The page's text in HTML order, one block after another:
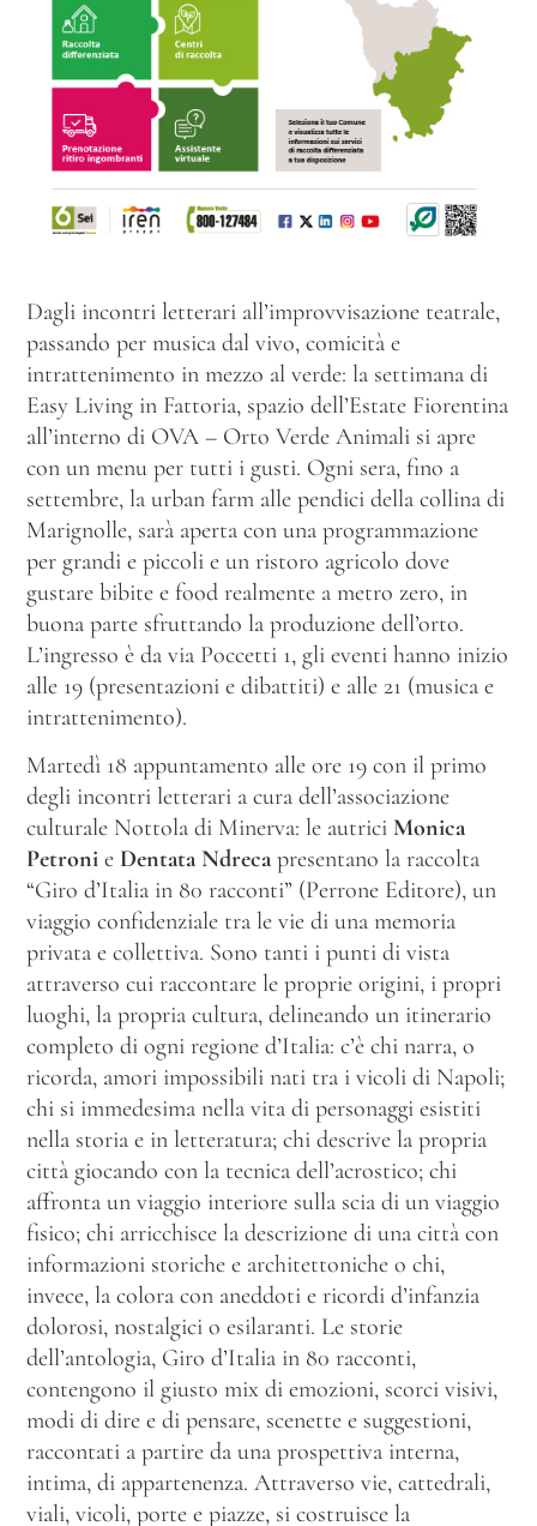
Dagli incontri letterari all’improvvisazione teatrale,
passando per musica dal vivo, comicità e
intrattenimento in mezzo al verde: la settimana di
Easy Living in Fattoria, spazio dell’Estate Fiorentina
all’interno di OVA – Orto Verde Animali si apre
con un menu per tutti i gusti. Ogni sera, fino a
settembre, la urban farm alle pendici della collina di
Marignolle, sarà aperta con una programmazione
per grandi e piccoli e un ristoro agricolo dove
gustare bibite e food realmente a metro zero, in
buona parte sfruttando la produzione dell’orto.
L’ingresso è da via Poccetti 1, gli eventi hanno inizio
alle 19 (presentazioni e dibattiti) e alle 21 (musica e
intrattenimento).
Martedì 18 appuntamento alle ore 19 con il primo
degli incontri letterari a cura dell’associazione
culturale Nottola di Minerva: le autrici Monica
Petroni e Dentata Ndreca presentano la raccolta
“Giro d’Italia in 80 racconti” (Perrone Editore), un
viaggio confidenziale tra le vie di una memoria
privata e collettiva. Sono tanti i punti di vista
attraverso cui raccontare le proprie origini, i propri
luoghi, la propria cultura, delineando un itinerario
completo di ogni regione d’Italia: c’è chi narra, o
ricorda, amori impossibili nati tra i vicoli di Napoli;
chi si immedesima nella vita di personaggi esistiti
nella storia e in letteratura; chi descrive la propria
città giocando con la tecnica dell’acrostico; chi
affronta un viaggio interiore sulla scia di un viaggio
fisico; chi arricchisce la descrizione di una città con
informazioni storiche e architettoniche o chi,
invece, la colora con aneddoti e ricordi d’infanzia
dolorosi, nostalgici o esilaranti. Le storie
dell’antologia, Giro d’Italia in 80 racconti,
contengono il giusto mix di emozioni, scorci visivi,
modi di dire e di pensare, scenette e suggestioni,
raccontati a partire da una prospettiva interna,
intima, di appartenenza. Attraverso vie, cattedrali,
viali, vicoli, porte e piazze, si costruisce la